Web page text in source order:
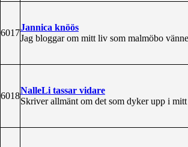
6017
Jannica knöös
Jag bloggar om mitt liv som malmöbo
6018
NalleLi tassar vidare
Skriver allmänt om det som dyker upp i